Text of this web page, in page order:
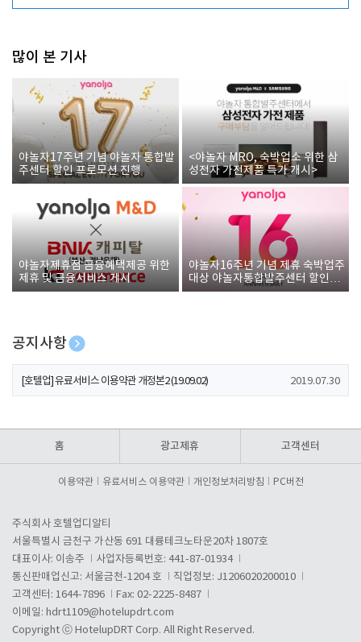
많이 본 기사
야놀자17주년 기념 야놀자 통합발
주센터 할인 프로모션 진행
<야놀자 MRO, 숙박업소 위한 삼
성전자 가전제품 특가 개시>
야놀자제휴점 금융혜택제공 위한
제휴 및 금융서비스 게시
야놀자16주년 기념 제휴 숙박업주
대상 야놀자통합발주센터 할인쿠
폰 증정
공지사항
[호텔업] 개인정보 처리방침 개정본1 (19.09.02)
[호텔업] 유료서비스 이용약관 개정본2 (19.09.02) 2019.07.30
홈 광고제휴 고객센터
이용약관 유료서비스 이용약관 개인정보처리방침 PC버전
주식회사 호텔업디알티
서울특별시 금천구 가산동 691 대륭테크노타운20차 1807호
대표이사: 이송주
사업자등록번호: 441-87-01934
통신판매업신고: 서울금천-1204 호
직업정보: J1206020200010
고객센터: 1644-7896
Fax: 02-2225-8487
이메일: hdrt1109@hotelupdrt.com
Copyright ⓒ HotelupDRT Corp. All Right Reserved.